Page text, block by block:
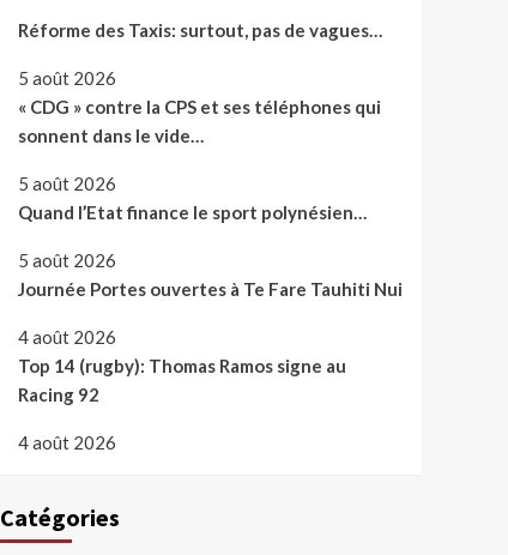
Réforme des Taxis: surtout, pas de vagues…
5 août 2026
« CDG » contre la CPS et ses téléphones qui
sonnent dans le vide…
5 août 2026
Quand l’Etat finance le sport polynésien…
5 août 2026
Journée Portes ouvertes à Te Fare Tauhiti Nui
4 août 2026
Top 14 (rugby): Thomas Ramos signe au
Racing 92
4 août 2026
Catégories